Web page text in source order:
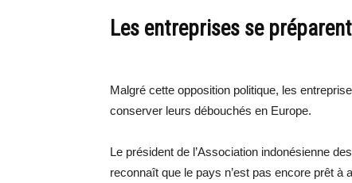
Les entreprises se
Malgré cette opposition politique, les
conserver leurs débouchés en Europe.
Le président de l’Association indonésienne
reconnaît que le pays n’est pas encore prêt